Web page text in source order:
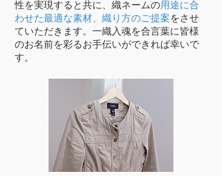
性を実現すると共に、織ネームの用途に合
わせた最適な素材、織り方のご提案をさせ
ていただきます。一織入魂を合言葉に皆様
のお名前を彩るお手伝いができれば幸いで
す。